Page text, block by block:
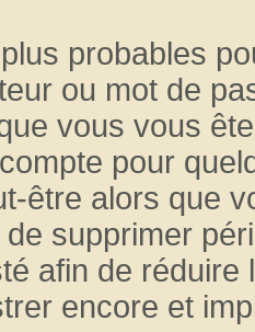
probables
ou mot de
vous vous
pour
être alors que
supprimer
afin de
encore et